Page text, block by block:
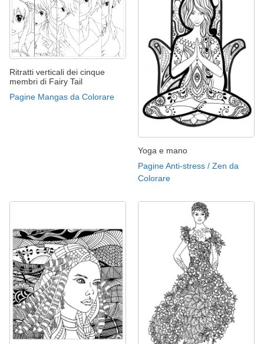
Ritratti verticali dei cinque
membri di Fairy Tail
Pagine Mangas da Colorare
Yoga e mano
Pagine Anti-stress / Zen da
Colorare